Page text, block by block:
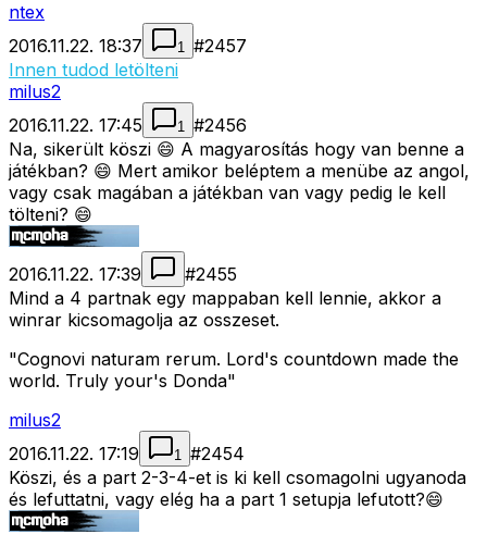
ntex
2016.11.22. 18:37
1 #2457
Innen tudod letölteni
milus2
2016.11.22. 17:45
1 #2456
Na, sikerült köszi 😄 A magyarosítás hogy van benne a
játékban? 😄 Mert amikor beléptem a menübe az angol,
vagy csak magában a játékban van vagy pedig le kell
tölteni? 😄
2016.11.22. 17:39 #2455
Mind a 4 partnak egy mappaban kell lennie, akkor a
winrar kicsomagolja az osszeset.
"Cognovi naturam rerum. Lord's countdown made the
world. Truly your's Donda"
milus2
2016.11.22. 17:19
1 #2454
Köszi, és a part 2-3-4-et is ki kell csomagolni ugyanoda
és lefuttatni, vagy elég ha a part 1 setupja lefutott?😄